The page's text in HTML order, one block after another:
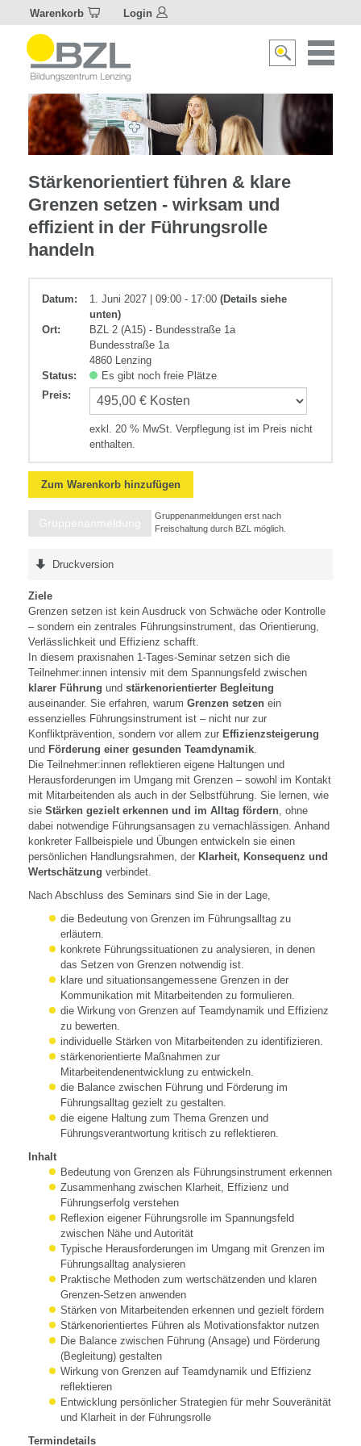
Warenkorb Login
Suche
Führungskompetenz
Stärkenorientiert führen & klare
Grenzen setzen - wirksam und
effizient in der Führungsrolle
handeln
Datum: 1. Juni 2027 | 09:00 - 17:00 (Details siehe
unten)
Ort:
BZL 2 (A15) - Bundesstraße 1a
Bundesstraße 1a
4860 Lenzing
Status:
Es gibt noch freie Plätze
Preis:
exkl. 20 % MwSt. Verpflegung ist im Preis nicht
enthalten.
Zum Warenkorb hinzufügen
Gruppenanmeldung
Gruppenanmeldungen erst nach
Freischaltung durch BZL möglich.
Druckversion
Ziele
Grenzen setzen ist kein Ausdruck von Schwäche oder Kontrolle
– sondern ein zentrales Führungsinstrument, das Orientierung,
Verlässlichkeit und Effizienz schafft.
In diesem praxisnahen 1-Tages-Seminar setzen sich die
Teilnehmer:innen intensiv mit dem Spannungsfeld zwischen
klarer Führung und stärkenorientierter Begleitung
auseinander. Sie erfahren, warum Grenzen setzen ein
essenzielles Führungsinstrument ist – nicht nur zur
Konfliktprävention, sondern vor allem zur Effizienzsteigerung
und Förderung einer gesunden Teamdynamik
Die Teilnehmer:innen reflektieren eigene Haltungen und
Herausforderungen im Umgang mit Grenzen – sowohl im Kontakt
mit Mitarbeitenden als auch in der Selbstführung. Sie lernen, wie
sie Stärken gezielt erkennen und im Alltag fördern , ohne
dabei notwendige Führungsansagen zu vernachlässigen. Anhand
konkreter Fallbeispiele und Übungen entwickeln sie einen
persönlichen Handlungsrahmen, der Klarheit, Konsequenz und
Wertschätzung verbindet.
Nach Abschluss des Seminars sind Sie in der Lage,
die Bedeutung von Grenzen im Führungsalltag zu
erläutern.
konkrete Führungssituationen zu analysieren, in denen
das Setzen von Grenzen notwendig ist.
klare und situationsangemessene Grenzen in der
Kommunikation mit Mitarbeitenden zu formulieren.
die Wirkung von Grenzen auf Teamdynamik und Effizienz
zu bewerten.
individuelle Stärken von Mitarbeitenden zu identifizieren.
stärkenorientierte Maßnahmen zur
Mitarbeitendenentwicklung zu entwickeln.
die Balance zwischen Führung und Förderung im
Führungsalltag gezielt zu gestalten.
die eigene Haltung zum Thema Grenzen und
Führungsverantwortung kritisch zu reflektieren.
Inhalt
Bedeutung von Grenzen als Führungsinstrument erkennen
Zusammenhang zwischen Klarheit, Effizienz und
Führungserfolg verstehen
Reflexion eigener Führungsrolle im Spannungsfeld
zwischen Nähe und Autorität
Typische Herausforderungen im Umgang mit Grenzen im
Führungsalltag analysieren
Praktische Methoden zum wertschätzenden und klaren
Grenzen-Setzen anwenden
Stärken von Mitarbeitenden erkennen und gezielt fördern
Stärkenorientiertes Führen als Motivationsfaktor nutzen
Die Balance zwischen Führung (Ansage) und Förderung
(Begleitung) gestalten
Wirkung von Grenzen auf Teamdynamik und Effizienz
reflektieren
Entwicklung persönlicher Strategien für mehr Souveränität
und Klarheit in der Führungsrolle
Termindetails